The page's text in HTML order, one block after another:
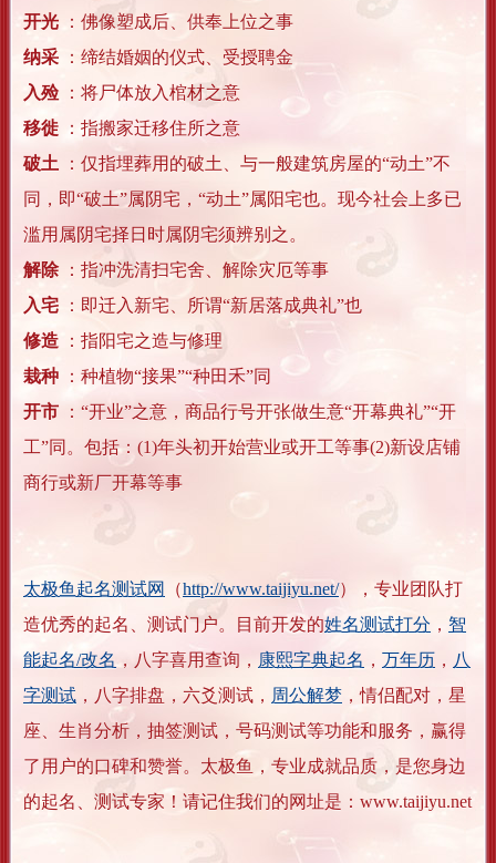
开光
：佛像塑成后、供奉上位之事
纳采
：缔结婚姻的仪式、受授聘金
入殓
：将尸体放入棺材之意
移徙
：指搬家迁移住所之意
破土
：仅指埋葬用的破土、与一般建筑房屋的“动土”不
同，即“破土”属阴宅，“动土”属阳宅也。现今社会上多已
滥用属阴宅择日时属阴宅须辨别之。
解除 ：指冲洗清扫宅舍、解除灾厄等事
入宅
：即迁入新宅、所谓“新居落成典礼”也
修造
：指阳宅之造与修理
栽种
：种植物“接果”“种田禾”同
开市
：“开业”之意，商品行号开张做生意“开幕典礼”“开
工”同。包括：(1)年头初开始营业或开工等事(2)新设店铺
商行或新厂开幕等事
太极鱼起名测试网 （http://www.taijiyu.net/），专业团队打
造优秀的起名、测试门户。目前开发的姓名测试打分 ， 智
能起名/改名 ，八字喜用查询， 康熙字典起名 ， 万年历 ， 八
字测试 ，八字排盘，六爻测试， 周公解梦 ，情侣配对，星
座、生肖分析，抽签测试，号码测试等功能和服务，赢得
了用户的口碑和赞誉。太极鱼，专业成就品质，是您身边
的起名、测试专家！请记住我们的网址是：www.taijiyu.net